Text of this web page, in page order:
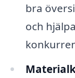
bra
och